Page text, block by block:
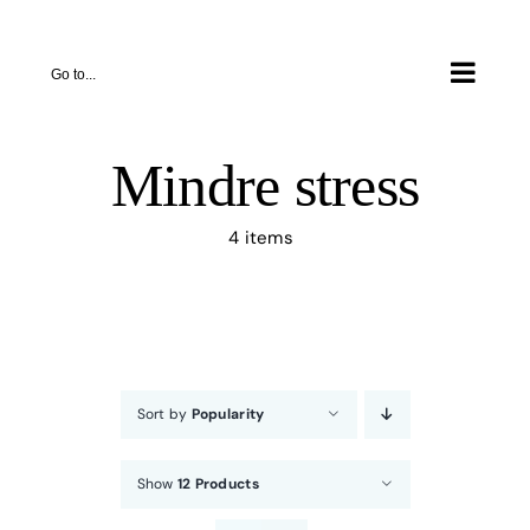
content
Go to...
Mindre stress
4 items
Sort by Popularity
Show 12 Products